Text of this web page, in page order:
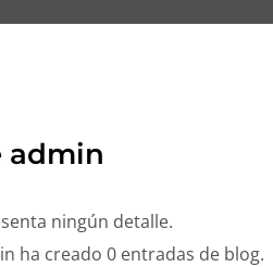
admin
ningún detalle.
ha creado 0 entradas de blog.